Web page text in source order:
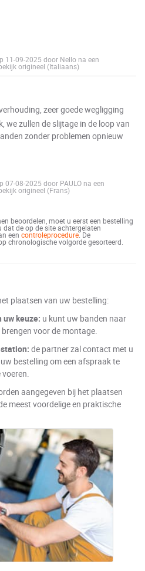
11-09-2025 door Nello na een
origineel (Italiaans)
zeer goede wegligging
we zullen de slijtage in de loop van
zonder problemen opnieuw
08-2025 door PAULO na een
origineel (Frans)
beoordelen, moet u eerst een bestelling
de op de site achtergelaten
een controleprocedure. De
chronologische volgorde gesorteerd.
plaatsen van uw bestelling:
uw keuze: u kunt uw banden naar
voor de montage.
de partner zal contact met u
bestelling om een afspraak te
aangegeven bij het plaatsen
meest voordelige en praktische